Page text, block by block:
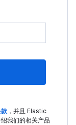
，并且 Elastic
我们的相关产品